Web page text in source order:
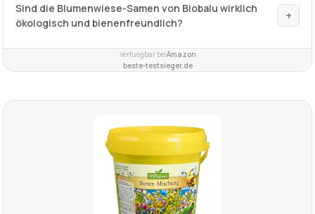
Sind die Blumenwiese-Samen von Biobalu wirklich
ökologisch und bienenfreundlich?
+
Verfuegbar beiAmazon
beste-testsieger.de